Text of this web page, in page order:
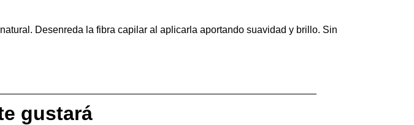
Desenreda la fibra capilar al aplicarla aportando suavidad y brillo. Sin
gustará